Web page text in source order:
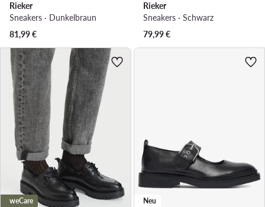
Rieker
Sneakers · Dunkelbraun
81,99€
Rieker
Sneakers · Schwarz
79,99€
weCare Neu